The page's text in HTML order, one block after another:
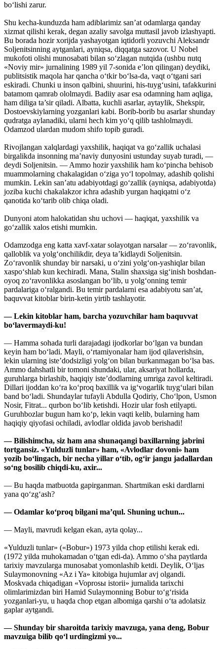
bo‘lishi zarur.
Shu kecha-kunduzda ham adiblarimiz san’at odamlarga qanday
xizmat qilishi kerak, degan azaliy savolga muttasil javob izlashyapti.
Bu borada hozir xorijda yashayotgan iqtidorli yozuvchi Aleksandr
Soljenitsinning aytganlari, ayniqsa, diqqatga sazovor. U Nobel
mukofoti olishi munosabati bilan so‘zlagan nutqida (ushbu nutq
«Noviy mir» jurnalining 1989 yil 7-sonida e’lon qilingan) deydiki,
publitsistik maqola har qancha o‘tkir bo‘lsa-da, vaqt o‘tgani sari
eskiradi. Chunki u inson qalbini, shuurini, his-tuyg‘usini, tafakkurini
batamom qamrab ololmaydi. Badiiy asar esa odamning ham aqliga,
ham diliga ta’sir qiladi. Albatta, kuchli asarlar, aytaylik, Shekspir,
Dostoevskiylarning yozganlari kabi. Borib-borib bu asarlar shunday
qudratga aylanadiki, ularni hech kim yo‘q qilib tashlolmaydi.
Odamzod ulardan mudom shifo topib guradi.
Rivojlangan xalqlardagi yaxshilik, haqiqat va go‘zallik uchalasi
birgalikda insonning ma’naviy dunyosini ustunday suyab turadi, —
deydi Soljenitsin. — Ammo hozir yaxshilik ham ko‘pincha behisob
muammolarning chakalagidan o‘ziga yo‘l topolmay, adashib qolishi
mumkin. Lekin san’atu adabiyotdagi go‘zallik (ayniqsa, adabiyotda)
joziba kuchi chakalakzor ichra adashib yurgan haqiqatni o‘z
qanotida ko‘tarib olib chiqa oladi.
Dunyoni atom halokatidan shu uchovi — haqiqat, yaxshilik va
go‘zallik xalos etishi mumkin.
Odamzodga eng katta xavf-xatar solayotgan narsalar — zo‘ravonlik,
qalloblik va yolg‘onchilikdir, deya ta’kidlaydi Soljenitsin.
Zo‘ravonlik shunday bir narsaki, u o‘zini yolg‘on-yashiqlar bilan
xaspo‘shlab kun kechiradi. Mana, Stalin shaxsiga sig‘inish boshdan-
oyoq zo‘ravonlikka asoslangan bo‘lib, u yolg‘onning temir
pardalariga o‘ralgandi. Bu temir pardalarni esa adabiyotu san’at,
baquvvat kitoblar birin-ketin yirtib tashlayotir.
— Lekin kitoblar ham, barcha yozuvchilar ham baquvvat
bo‘lavermaydi-ku!
— Hamma sohada turli darajadagi ijodkorlar bo‘lgan va bundan
keyin ham bo‘ladi. Mayli, o‘rtamiyonalar ham ijod qilaverishsin,
lekin ularning iste’dodsizligi yolg‘on bilan burkanmagan bo‘lsa bas.
Ammo dahshatli bir tomoni shundaki, ular, aksariyat hollarda,
guruhlarga birlashib, haqiqiy iste’dodlarning umriga zavol keltiradi.
Dillari ijoddan ko‘ra ko‘proq baxillik va ig‘vogarlik tuyg‘ulari bilan
band bo‘ladi. Shundaylar tufayli Abdulla Qodiriy, Cho‘lpon, Usmon
Nosir, Fitrat... qurbon bo‘lib ketishdi. Hozir ular fosh etilyapti.
Guruhbozlar bugun ham ko‘p, lekin vaqti kelib, bularning ham
haqiqiy qiyofasi ochiladi, avlodlar oldida javob berishadi!
— Bilishimcha, siz ham ana shunaqangi baxillarning jabrini
tortgansiz. «Yulduzli tunlar» ham, «Avlodlar dovoni» ham
yozib bo‘lingach, bir necha yillar o‘tib, og‘ir jangu jadallardan
so‘ng bosilib chiqdi-ku, axir...
— Bu haqda matbuotda gapirganman. Shartmikan eski dardlarni
yana qo‘zg‘ash?
— Odamlar ko‘proq bilgani ma’qul. Shuning uchun...
— Mayli, mavrudi kelgan ekan, ayta qolay...
«Yulduzli tunlar» («Bobur») 1973 yilda chop etilishi kerak edi.
(1972 yilda muhokamadan o‘tgan edi-da). Ammo o‘sha paytlarda
tarixiy mavzularga munosabat yomonlashib ketdi. Deylik, O‘ljas
Sulaymonovning «Az i Ya» kitobiga hujumlar avj olgandi.
Moskvada chiqadigan «Voprosы istorii» jurnalida tarixchi
olimlarimizdan biri Hamid Sulaymonning Bobur to‘g‘risida
yozganlari-yu, u haqda chop etgan albomiga qarshi o‘ta adolatsiz
gaplar aytgandi.
— Shunday bir sharoitda tarixiy mavzuga, yana deng, Bobur
mavzuiga bilib qo‘l urdingizmi yo...